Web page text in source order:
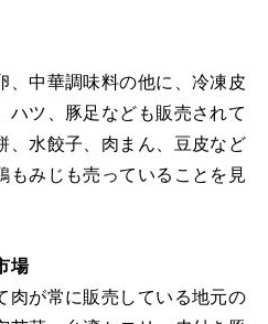
、中華調味料の他に、冷凍皮
ハツ、豚足なども販売されて
、水餃子、肉まん、豆皮など
もみじも売っていることを見
場
肉が常に販売している地元の